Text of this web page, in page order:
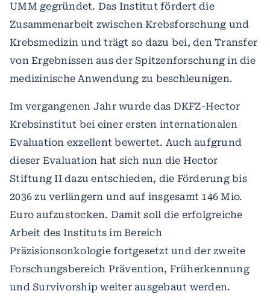
UMM gegründet. Das Institut fördert die
Zusammenarbeit zwischen Krebsforschung und
Krebsmedizin und trägt so dazu bei, den Transfer
von Ergebnissen aus der Spitzenforschung in die
medizinische Anwendung zu beschleunigen.
Im vergangenen Jahr wurde das DKFZ-Hector
Krebsinstitut bei einer ersten internationalen
Evaluation exzellent bewertet. Auch aufgrund
dieser Evaluation hat sich nun die Hector
Stiftung II dazu entschieden, die Förderung bis
2036 zu verlängern und auf insgesamt 146 Mio.
Euro aufzustocken. Damit soll die erfolgreiche
Arbeit des Instituts im Bereich
Präzisionsonkologie fortgesetzt und der zweite
Forschungsbereich Prävention, Früherkennung
und Survivorship weiter ausgebaut werden.